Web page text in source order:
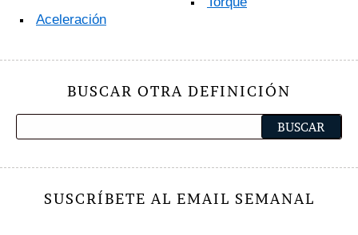
Aceleración
BUSCAR OTRA DEFINICIÓN
SUSCRÍBETE AL EMAIL SEMANAL